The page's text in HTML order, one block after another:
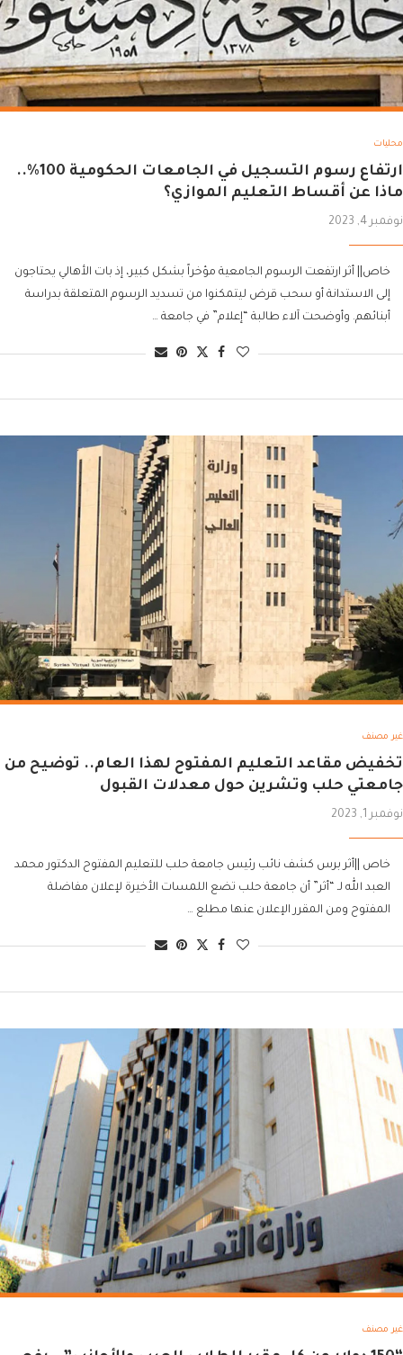
محليات
ارتفاع رسوم التسجيل في الجامعات الحكومية 100%..
ماذا عن أقساط التعليم الموازي؟
نوفمبر 4, 2023
خاص|| أثر ارتفعت الرسوم الجامعية مؤخراً بشكل كبير، إذ بات الأهالي يحتاجون
إلى الاستدانة أو سحب قرض ليتمكنوا من تسديد الرسوم المتعلقة بدراسة
أبنائهم. وأوضحت آلاء طالبة “إعلام” في جامعة …
غير مصنف
تخفيض مقاعد التعليم المفتوح لهذا العام.. توضيح من
جامعتي حلب وتشرين حول معدلات القبول
نوفمبر 1, 2023
خاص ||أثر برس كشف نائب رئيس جامعة حلب للتعليم المفتوح الدكتور محمد
العبد الله لـ “أثر” أن جامعة حلب تضع اللمسات الأخيرة لإعلان مفاضلة
المفتوح ومن المقرر الإعلان عنها مطلع …
غير مصنف